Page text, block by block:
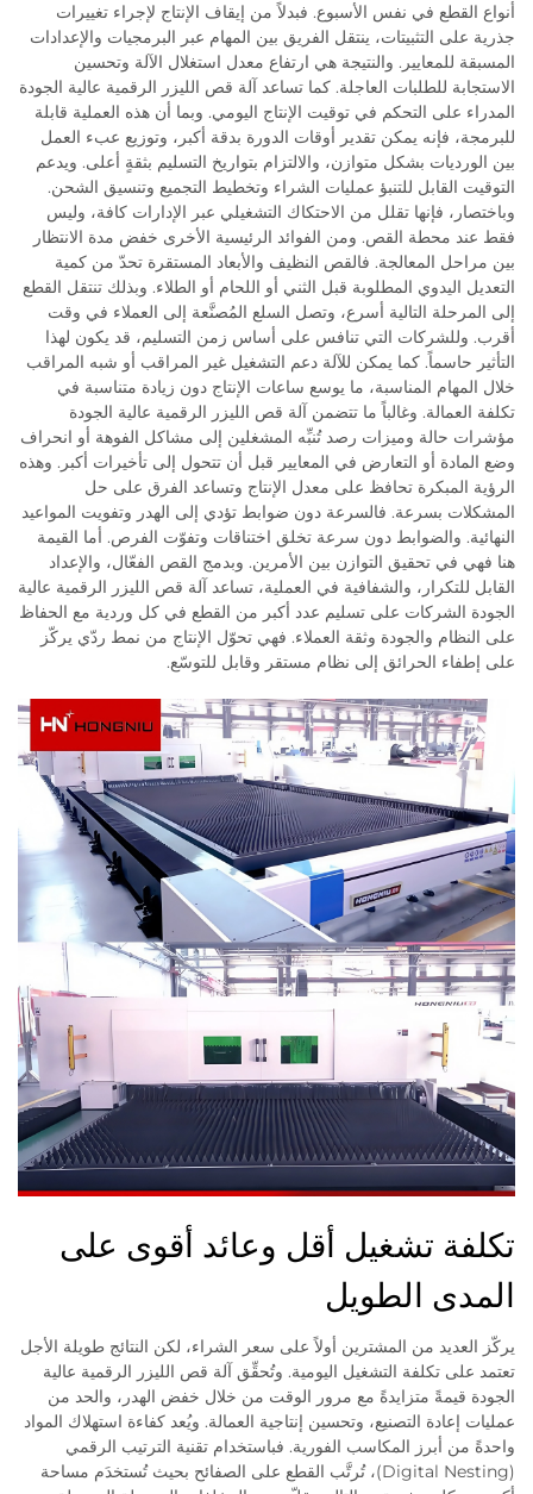
أنواع القطع في نفس الأسبوع. فبدلاً من إيقاف الإنتاج لإجراء تغييرات
جذرية على التثبيتات، ينتقل الفريق بين المهام عبر البرمجيات والإعدادات
المسبقة للمعايير. والنتيجة هي ارتفاع معدل استغلال الآلة وتحسين
الاستجابة للطلبات العاجلة. كما تساعد آلة قص الليزر الرقمية عالية الجودة
المدراء على التحكم في توقيت الإنتاج اليومي. وبما أن هذه العملية قابلة
للبرمجة، فإنه يمكن تقدير أوقات الدورة بدقة أكبر، وتوزيع عبء العمل
بين الورديات بشكل متوازن، والالتزام بتواريخ التسليم بثقةٍ أعلى. ويدعم
التوقيت القابل للتنبؤ عمليات الشراء وتخطيط التجميع وتنسيق الشحن.
وباختصار، فإنها تقلل من الاحتكاك التشغيلي عبر الإدارات كافة، وليس
فقط عند محطة القص. ومن الفوائد الرئيسية الأخرى خفض مدة الانتظار
بين مراحل المعالجة. فالقص النظيف والأبعاد المستقرة تحدّ من كمية
التعديل اليدوي المطلوبة قبل الثني أو اللحام أو الطلاء. وبذلك تنتقل القطع
إلى المرحلة التالية أسرع، وتصل السلع المُصنَّعة إلى العملاء في وقت
أقرب. وللشركات التي تنافس على أساس زمن التسليم، قد يكون لهذا
التأثير حاسماً. كما يمكن للآلة دعم التشغيل غير المراقب أو شبه المراقب
خلال المهام المناسبة، ما يوسع ساعات الإنتاج دون زيادة متناسبة في
تكلفة العمالة. وغالباً ما تتضمن آلة قص الليزر الرقمية عالية الجودة
مؤشرات حالة وميزات رصد تُنبِّه المشغلين إلى مشاكل الفوهة أو انحراف
وضع المادة أو التعارض في المعايير قبل أن تتحول إلى تأخيرات أكبر. وهذه
الرؤية المبكرة تحافظ على معدل الإنتاج وتساعد الفرق على حل
المشكلات بسرعة. فالسرعة دون ضوابط تؤدي إلى الهدر وتفويت المواعيد
النهائية. والضوابط دون سرعة تخلق اختناقات وتفوّت الفرص. أما القيمة
هنا فهي في تحقيق التوازن بين الأمرين. وبدمج القص الفعّال، والإعداد
القابل للتكرار، والشفافية في العملية، تساعد آلة قص الليزر الرقمية عالية
الجودة الشركات على تسليم عدد أكبر من القطع في كل وردية مع الحفاظ
على النظام والجودة وثقة العملاء. فهي تحوّل الإنتاج من نمط ردّي يركّز
على إطفاء الحرائق إلى نظام مستقر وقابل للتوسّع.
تكلفة تشغيل أقل وعائد أقوى على
المدى الطويل
يركّز العديد من المشترين أولاً على سعر الشراء، لكن النتائج طويلة الأجل
تعتمد على تكلفة التشغيل اليومية. وتُحقِّق آلة قص الليزر الرقمية عالية
الجودة قيمةً متزايدةً مع مرور الوقت من خلال خفض الهدر، والحد من
عمليات إعادة التصنيع، وتحسين إنتاجية العمالة. ويُعد كفاءة استهلاك المواد
واحدةً من أبرز المكاسب الفورية. فباستخدام تقنية الترتيب الرقمي
(Digital Nesting)، تُرتَّب القطع على الصفائح بحيث تُستخدَم مساحة